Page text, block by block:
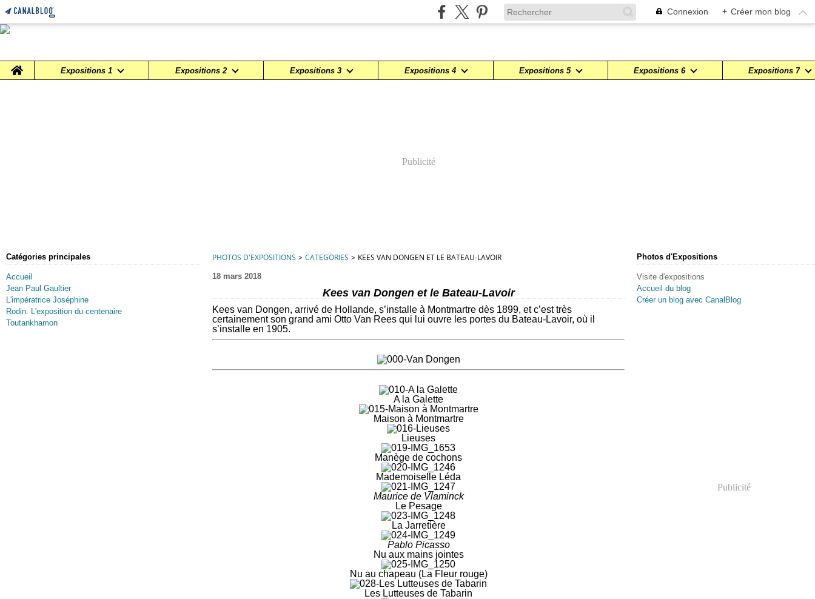
Connexion + Créer mon blog
Home
Expositions 1 Expositions 2 Expositions 3 Expositions 4 Expositions 5 Expositions 6 Expositions 7
Publicité
Catégories principales
Accueil
Jean Paul Gaultier
L'impératrice Joséphine
Rodin. L'exposition du centenaire
Toutankhamon
PHOTOS D'EXPOSITIONS > CATEGORIES > KEES VAN DONGEN ET LE BATEAU-LAVOIR
18 mars 2018
Kees van Dongen et le Bateau-Lavoir
Kees van Dongen, arrivé de Hollande, s’installe à Montmartre dès 1899, et c’est très
certainement son grand ami Otto Van Rees qui lui ouvre les portes du Bateau-Lavoir, où il
s’installe en 1905.
A la Galette
Maison à Montmartre
Lieuses
Manège de cochons
Mademoiselle Léda
Maurice de Vlaminck
Le Pesage
La Jarretière
Pablo Picasso
Nu aux mains jointes
Nu au chapeau (La Fleur rouge)
Les Lutteuses de Tabarin
Photos d'Expositions
Visite d'expositions
Accueil du blog
Créer un blog avec CanalBlog
Publicité